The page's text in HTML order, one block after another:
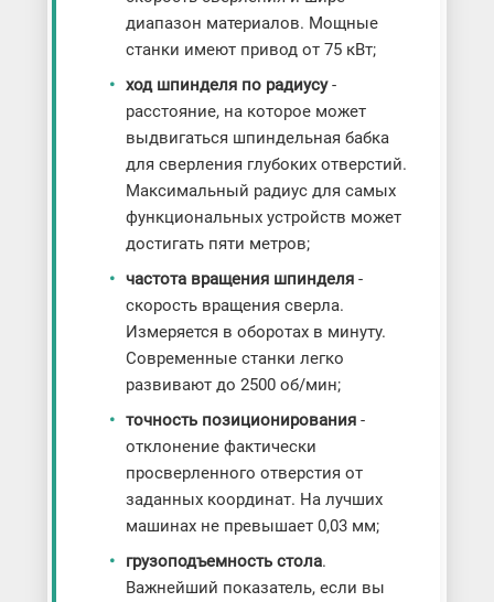
диапазон материалов. Мощные
станки имеют привод от 75 кВт;
ход шпинделя по радиусу-
расстояние, на которое может
выдвигаться шпиндельная бабка
для сверления глубоких отверстий.
Максимальный радиус для самых
функциональных устройств может
достигать пяти метров;
частота вращения шпинделя-
скорость вращения сверла.
Измеряется в оборотах в минуту.
Современные станки легко
развивают до 2500 об/мин;
точность позиционирования-
отклонение фактически
просверленного отверстия от
заданных координат. На лучших
машинах не превышает 0,03 мм;
грузоподъемность стола.
Важнейший показатель, если вы